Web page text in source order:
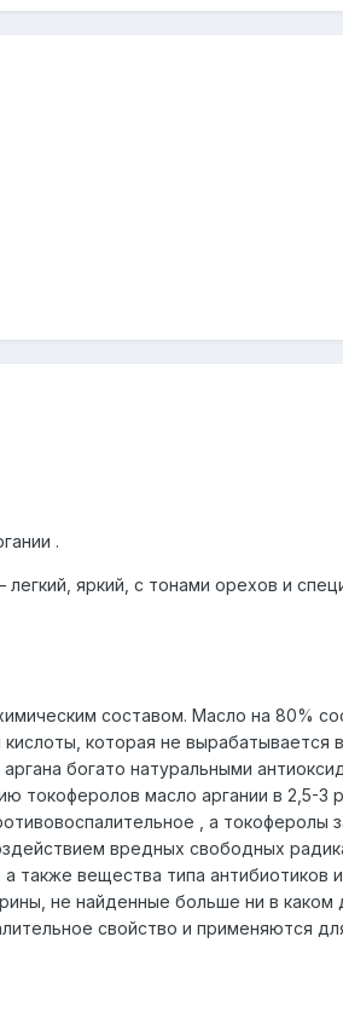
.
яркий, с тонами орехов и
составом. Масло на 80%
которая не вырабатывается в
богато натуральными
токоферолов масло аргании в 2,5-3
, а токоферолы
вредных свободных
также вещества типа антибиотиков и
не найденные больше ни в каком
свойство и применяются